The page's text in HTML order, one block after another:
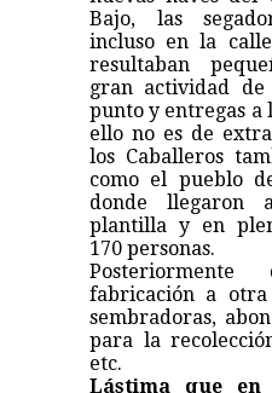
Bajo, las
incluso en la
resultaban
gran actividad
punto y entregas a
ello no es de
los Caballeros
como el pueblo
donde llegaron
plantilla y en
170 personas.
fabricación a
sembradoras,
para la
etc.
Lástima que en